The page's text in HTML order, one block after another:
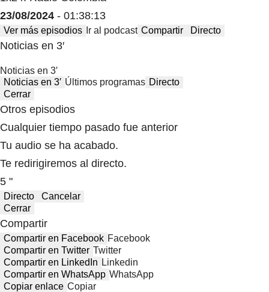
23/08/2024 - 01:38:13
Ver más episodios Ir al podcast Compartir Directo
Noticias en 3′
Noticias en 3′
Noticias en 3′ Últimos programas Directo
Cerrar
Otros episodios
Cualquier tiempo pasado fue anterior
Tu audio se ha acabado.
Te redirigiremos al directo.
5 "
Directo
Cancelar
Cerrar
Compartir
Compartir en Facebook Facebook
Compartir en Twitter Twitter
Compartir en LinkedIn Linkedin
Compartir en WhatsApp WhatsApp
Copiar enlace Copiar